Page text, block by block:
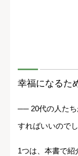
幸福になるた
── 20代の人た
すればいいのでし
1つは、本書で紹